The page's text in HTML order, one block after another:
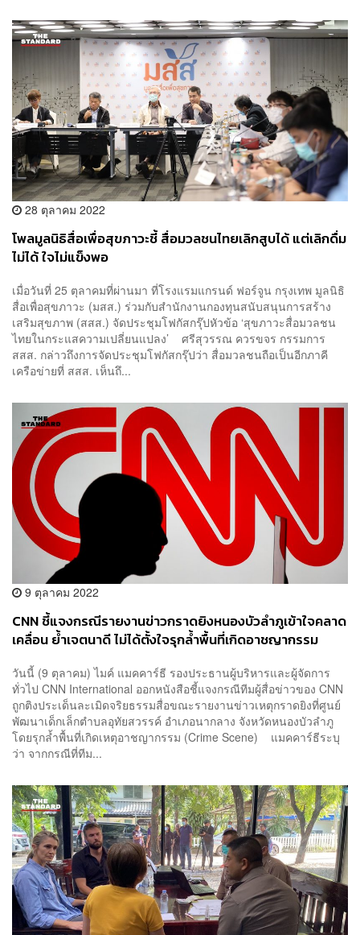
28 ตุลาคม 2022
โพลมูลนิธิสื่อเพื่อสุขภาวะชี้ สื่อมวลชนไทยเลิกสูบได้ แต่เลิกดื่ม
ไม่ได้ ใจไม่แข็งพอ
เมื่อวันที่ 25 ตุลาคมที่ผ่านมา ที่โรงแรมแกรนด์ ฟอร์จูน กรุงเทพ มูลนิธิ
สื่อเพื่อสุขภาวะ (มสส.) ร่วมกับสำนักงานกองทุนสนับสนุนการสร้าง
เสริมสุขภาพ (สสส.) จัดประชุมโฟกัสกรุ๊ปหัวข้อ ‘สุขภาวะสื่อมวลชน
ไทยในกระแสความเปลี่ยนแปลง’ ศรีสุวรรณ ควรขจร กรรมการ
สสส. กล่าวถึงการจัดประชุมโฟกัสกรุ๊ปว่า สื่อมวลชนถือเป็นอีกภาคี
เครือข่ายที่ สสส. เห็นถึ...
9 ตุลาคม 2022
CNN ชี้แจงกรณีรายงานข่าวกราดยิงหนองบัวลำภูเข้าใจคลาด
เคลื่อน ย้ำเจตนาดี ไม่ได้ตั้งใจรุกล้ำพื้นที่เกิดอาชญากรรม
วันนี้ (9 ตุลาคม) ไมค์ แมคคาร์ธี รองประธานผู้บริหารและผู้จัดการ
ทั่วไป CNN International ออกหนังสือชี้แจงกรณีทีมผู้สื่อข่าวของ CNN
ถูกติงประเด็นละเมิดจริยธรรมสื่อขณะรายงานข่าวเหตุกราดยิงที่ศูนย์
พัฒนาเด็กเล็กตำบลอุทัยสวรรค์ อำเภอนากลาง จังหวัดหนองบัวลำภู
โดยรุกล้ำพื้นที่เกิดเหตุอาชญากรรม (Crime Scene) แมคคาร์ธีระบุ
ว่า จากกรณีที่ทีม...